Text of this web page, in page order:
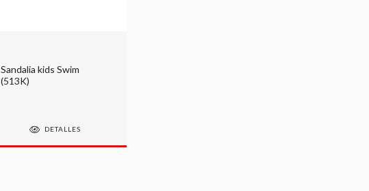
Sandalia kids Swim
(513K)
DETALLES